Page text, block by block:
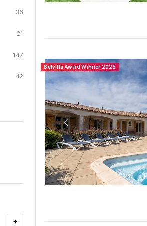
36
21
147
42
+
Belvilla Award Winner 2025